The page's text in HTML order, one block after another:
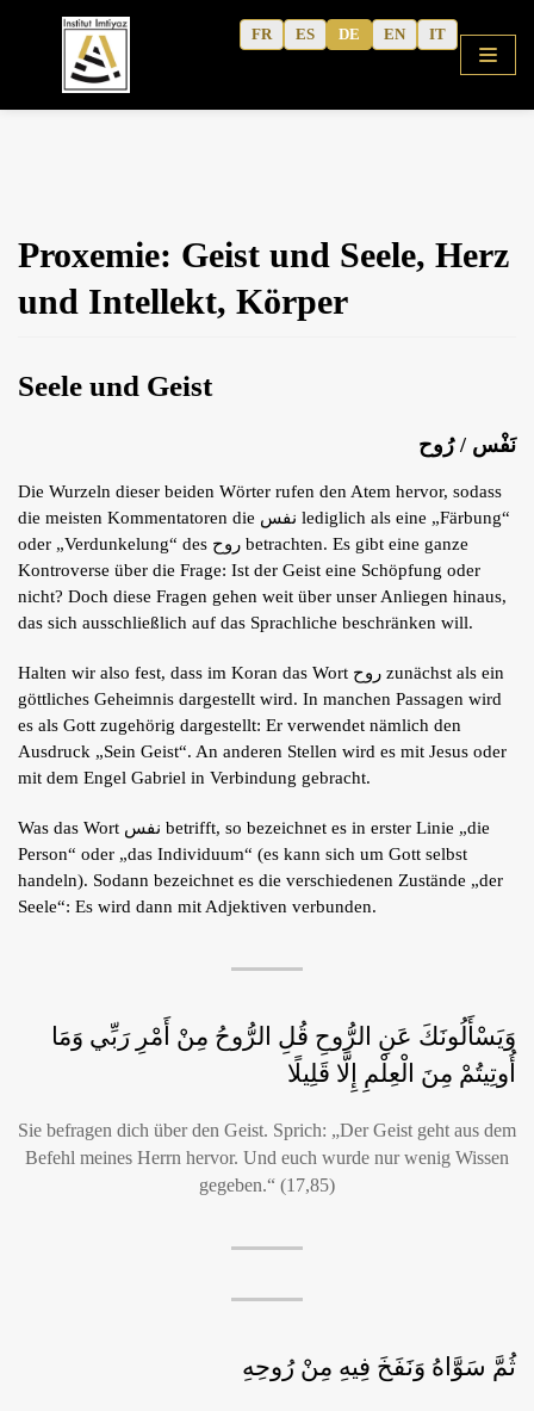
Koranisches Arabisch
Neue Methode
Kurse
Erfahrungsberichte
Shop
Tafsîr
Podcasts
Kontakt
Proxemie: Geist und Seele, Herz
und Intellekt, Körper
Seele und Geist
نَفْس / رُوح
Die Wurzeln dieser beiden Wörter rufen den Atem hervor, sodass
die meisten Kommentatoren die نفس lediglich als eine „Färbung“
oder „Verdunkelung“ des روح betrachten. Es gibt eine ganze
Kontroverse über die Frage: Ist der Geist eine Schöpfung oder
nicht? Doch diese Fragen gehen weit über unser Anliegen hinaus,
das sich ausschließlich auf das Sprachliche beschränken will.
Halten wir also fest, dass im Koran das Wort روح zunächst als ein
göttliches Geheimnis dargestellt wird. In manchen Passagen wird
es als Gott zugehörig dargestellt: Er verwendet nämlich den
Ausdruck „Sein Geist“. An anderen Stellen wird es mit Jesus oder
mit dem Engel Gabriel in Verbindung gebracht.
Was das Wort نفس betrifft, so bezeichnet es in erster Linie „die
Person“ oder „das Individuum“ (es kann sich um Gott selbst
handeln). Sodann bezeichnet es die verschiedenen Zustände „der
Seele“: Es wird dann mit Adjektiven verbunden.
وَيَسْأَلُونَكَ عَنِ الرُّوحِ قُلِ الرُّوحُ مِنْ أَمْرِ رَبِّي وَمَا
أُوتِيتُمْ مِنَ الْعِلْمِ إِلَّا قَلِيلًا
Sie befragen dich über den Geist. Sprich: „Der Geist geht aus dem
Befehl meines Herrn hervor. Und euch wurde nur wenig Wissen
gegeben.“ (17,85)
ثُمَّ سَوَّاهُ وَنَفَخَ فِيهِ مِنْ رُوحِهِ
FR ES DE EN IT